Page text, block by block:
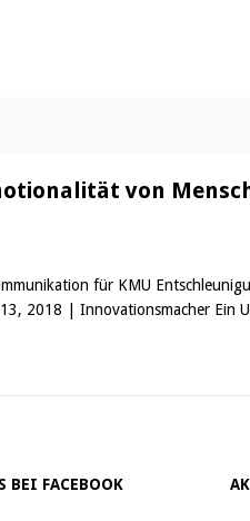
von
für KMU
2018 | Innovationsmacher Ein
BEI FACEBOOK